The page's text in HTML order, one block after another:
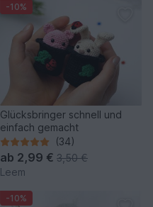
-10%
Glücksbringer schnell und
einfach gemacht
(34)
ab 2,99 € 3,50 €
Leem
-10%